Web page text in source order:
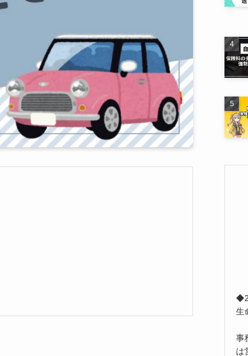
生
事
は